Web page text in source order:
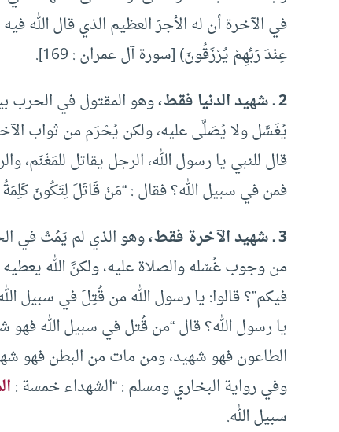
في الآخرة أن له الأجرَ العظيم الذي قال الله
عِنْدَ رَبِّهِمْ يُرْزَقُونَ) [سورة آل عمران : 169].
2 ـ شهيد الدنيا فقط،
وهو المقتول في الحرب
يُغَسَّل ولا يُصَلَّى عليه، ولكن يُحْرَم من ثواب
قال للنبي يا رسول الله، الرجل يقاتل للمَغْنَم،
فمن في سبيل الله؟ فقال : “مَنْ قَاتَلَ لِتَكُونَ كَلِمَةُ
3 ـ شهيد الآخرة فقط،
وهو الذي لم يَمُتْ في
من وجوب غُسْله والصلاة عليه، ولكنَّ الله
فيكم”؟ قالوا: يا رسول الله من قُتِلَ في سبيل
يا رسول الله؟ قال “من قُتل في سبيل الله
الطاعون فهو شهيد، ومن مات من البطن فهو
وفي رواية البخاري ومسلم : “الشهداء خمسة :
سبيل الله.